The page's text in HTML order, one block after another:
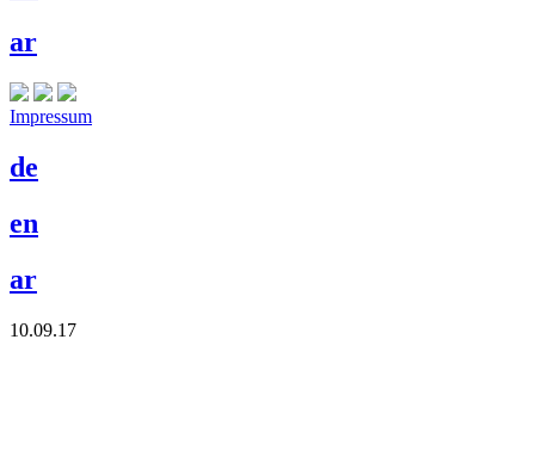
ar
Impressum
de
en
ar
10.09.17